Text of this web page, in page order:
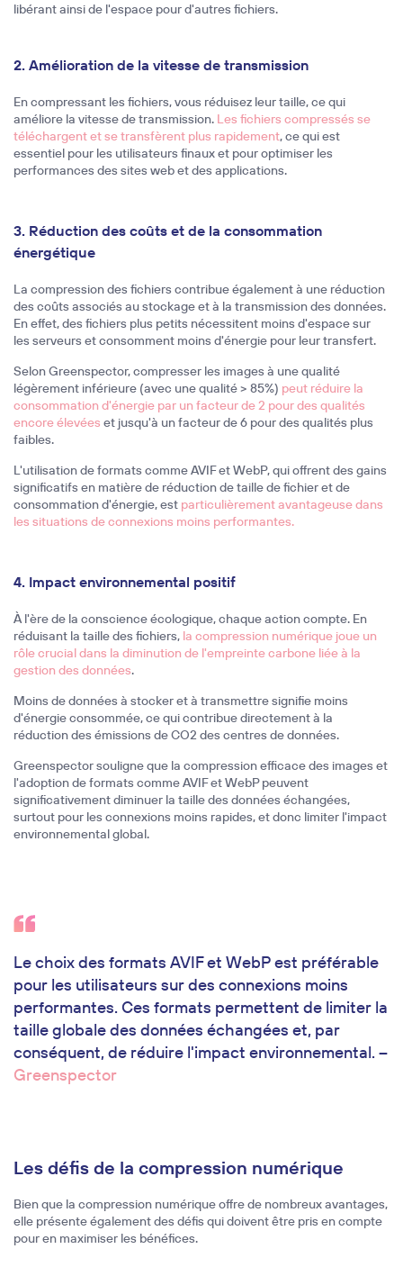
libérant ainsi de l'espace pour d'autres fichiers.
2. Amélioration de la vitesse de transmission
En compressant les fichiers, vous réduisez leur taille, ce qui
améliore la vitesse de transmission. Les fichiers compressés se
téléchargent et se transfèrent plus rapidement, ce qui est
essentiel pour les utilisateurs finaux et pour optimiser les
performances des sites web et des applications.
3. Réduction des coûts et de la consommation
énergétique
La compression des fichiers contribue également à une réduction
des coûts associés au stockage et à la transmission des données.
En effet, des fichiers plus petits nécessitent moins d'espace sur
les serveurs et consomment moins d'énergie pour leur transfert.
Selon Greenspector, compresser les images à une qualité
légèrement inférieure (avec une qualité > 85%) peut réduire la
consommation d'énergie par un facteur de 2 pour des qualités
encore élevées et jusqu'à un facteur de 6 pour des qualités plus
faibles.
L'utilisation de formats comme AVIF et WebP, qui offrent des gains
significatifs en matière de réduction de taille de fichier et de
consommation d'énergie, est particulièrement avantageuse dans
les situations de connexions moins performantes.
4. Impact environnemental positif
À l'ère de la conscience écologique, chaque action compte. En
réduisant la taille des fichiers, la compression numérique joue un
rôle crucial dans la diminution de l'empreinte carbone liée à la
gestion des données.
Moins de données à stocker et à transmettre signifie moins
d'énergie consommée, ce qui contribue directement à la
réduction des émissions de CO2 des centres de données.
Greenspector souligne que la compression efficace des images et
l'adoption de formats comme AVIF et WebP peuvent
significativement diminuer la taille des données échangées,
surtout pour les connexions moins rapides, et donc limiter l'impact
environnemental global.
Le choix des formats AVIF et WebP est préférable
pour les utilisateurs sur des connexions moins
performantes. Ces formats permettent de limiter la
taille globale des données échangées et, par
conséquent, de réduire l'impact environnemental. –
Greenspector
Les défis de la compression numérique
Bien que la compression numérique offre de nombreux avantages,
elle présente également des défis qui doivent être pris en compte
pour en maximiser les bénéfices.